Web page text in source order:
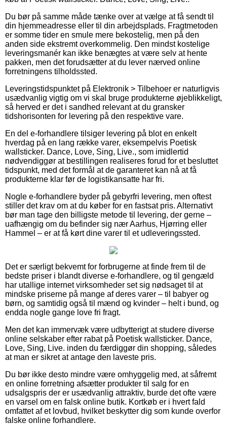
Du bør på samme måde tænke over at vælge at få sendt til
din hjemmeadresse eller til din arbejdsplads. Fragtmetoden
er somme tider en smule mere bekostelig, men på den
anden side ekstremt overkommelig. Den mindst kostelige
leveringsmanér kan ikke benægtes at være selv at hente
pakken, men det forudsætter at du lever nærved online
forretningens tilholdssted.
Leveringstidspunktet på Elektronik > Tilbehoer er naturligvis
usædvanlig vigtig om vi skal bruge produkterne øjeblikkeligt,
så herved er det i sandhed relevant at du gransker
tidshorisonten for levering på den respektive vare.
En del e-forhandlere tilsiger levering på blot en enkelt
hverdag på en lang række varer, eksempelvis Poetisk
wallsticker. Dance, Love, Sing, Live., som imidlertid
nødvendiggør at bestillingen realiseres forud for et besluttet
tidspunkt, med det formål at de garanteret kan nå at få
produkterne klar før de logistikansatte har fri.
Nogle e-forhandlere byder på gebyrfri levering, men oftest
stiller det krav om at du køber for en fastsat pris. Alternativt
bør man tage den billigste metode til levering, der gerne –
uafhængig om du befinder sig nær Aarhus, Hjørring eller
Hammel – er at få kørt dine varer til et udleveringssted.
Det er særligt bekvemt for forbrugerne at finde frem til de
bedste priser i blandt diverse e-forhandlere, og til gengæld
har utallige internet virksomheder set sig nødsaget til at
mindske priserne på mange af deres varer – til babyer og
børn, og samtidig også til mænd og kvinder – helt i bund, og
endda nogle gange love fri fragt.
Men det kan immervæk være udbytterigt at studere diverse
online selskaber efter rabat på Poetisk wallsticker. Dance,
Love, Sing, Live. inden du færdiggør din shopping, således
at man er sikret at antage den laveste pris.
Du bør ikke desto mindre være omhyggelig med, at såfremt
en online forretning afsætter produkter til salg for en
udsalgspris der er usædvanlig attraktiv, burde det ofte være
en varsel om en falsk online butik. Kortkøb er i hvert fald
omfattet af et lovbud, hvilket beskytter dig som kunde overfor
falske online forhandlere.